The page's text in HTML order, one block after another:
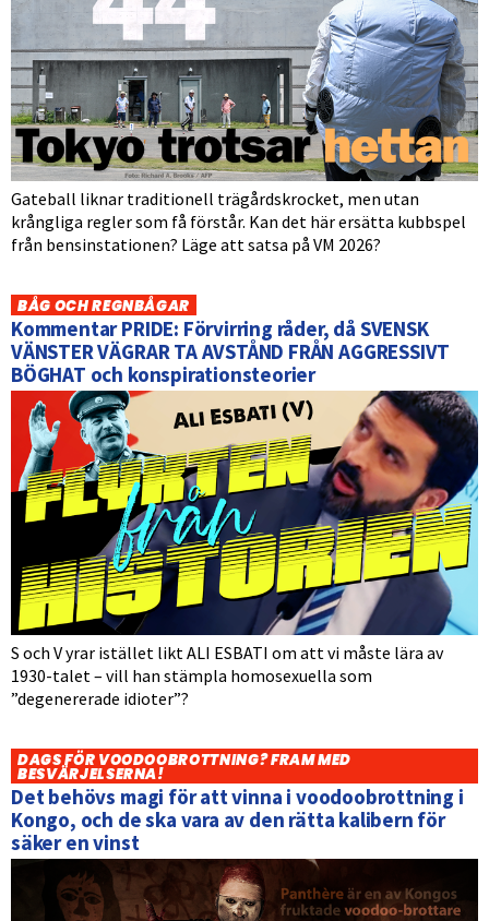
Gateball liknar traditionell trägårdskrocket, men utan
krångliga regler som få förstår. Kan det här ersätta kubbspel
från bensinstationen? Läge att satsa på VM 2026?
BÅG OCH REGNBÅGAR
Kommentar PRIDE: Förvirring råder, då SVENSK
VÄNSTER VÄGRAR TA AVSTÅND FRÅN AGGRESSIVT
BÖGHAT och konspirationsteorier
S och V yrar istället likt ALI ESBATI om att vi måste lära av
1930-talet – vill han stämpla homosexuella som
”degenererade idioter”?
DAGS FÖR VOODOOBROTTNING? FRAM MED
BESVÄRJELSERNA!
Det behövs magi för att vinna i voodoobrottning i
Kongo, och de ska vara av den rätta kalibern för
säker en vinst